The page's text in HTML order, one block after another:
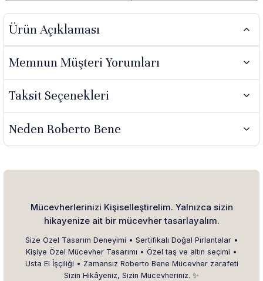
Ürün Açıklaması
Memnun Müşteri Yorumları
Taksit Seçenekleri
Neden Roberto Bene
Mücevherlerinizi Kişiselleştirelim. Yalnızca sizin
hikayenize ait bir mücevher tasarlayalım.
Size Özel Tasarım Deneyimi • Sertifikalı Doğal Pırlantalar •
Kişiye Özel Mücevher Tasarımı • Özel taş ve altın seçimi •
Usta El İşçiliği • Zamansız Roberto Bene Mücevher zarafeti
Sizin Hikâyeniz, Sizin Mücevheriniz. ✨